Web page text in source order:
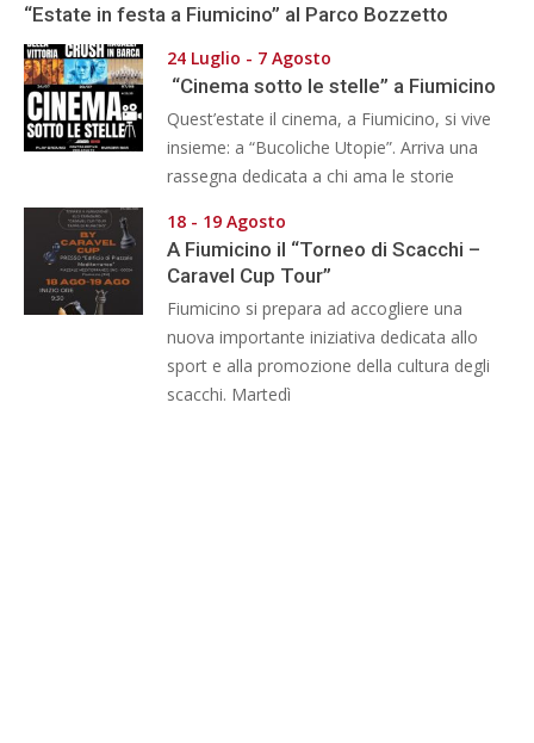
“Estate in festa a Fiumicino” al Parco Bozzetto
24 Luglio - 7 Agosto
“Cinema sotto le stelle” a Fiumicino
Quest’estate il cinema, a Fiumicino, si vive
insieme: a “Bucoliche Utopie”. Arriva una
rassegna dedicata a chi ama le storie
18 - 19 Agosto
A Fiumicino il “Torneo di Scacchi –
Caravel Cup Tour”
Fiumicino si prepara ad accogliere una
nuova importante iniziativa dedicata allo
sport e alla promozione della cultura degli
scacchi. Martedì